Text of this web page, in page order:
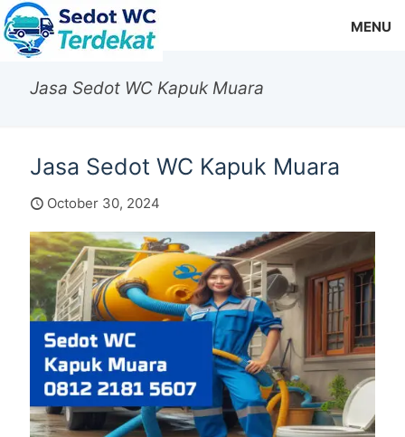
MENU
Jasa Sedot WC Kapuk Muara
Jasa Sedot WC Kapuk Muara
October 30, 2024